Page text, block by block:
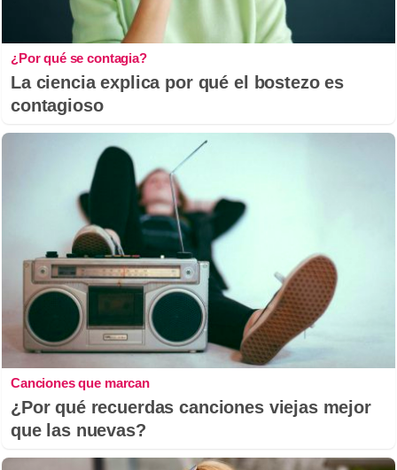
¿Por qué se contagia?
La ciencia explica por qué el bostezo es
contagioso
Canciones que marcan
¿Por qué recuerdas canciones viejas mejor
que las nuevas?